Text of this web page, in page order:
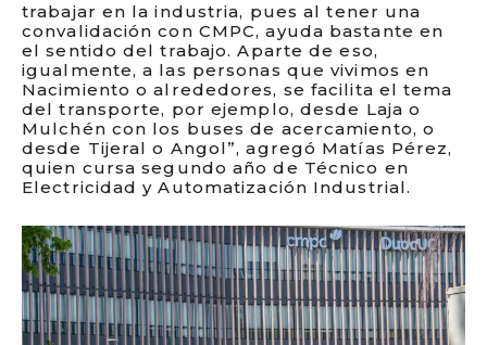
trabajar en la industria, pues al tener una
convalidación con CMPC, ayuda bastante en
el sentido del trabajo. Aparte de eso,
igualmente, a las personas que vivimos en
Nacimiento o alrededores, se facilita el tema
del transporte, por ejemplo, desde Laja o
Mulchén con los buses de acercamiento, o
desde Tijeral o Angol”, agregó Matías Pérez,
quien cursa segundo año de Técnico en
Electricidad y Automatización Industrial.